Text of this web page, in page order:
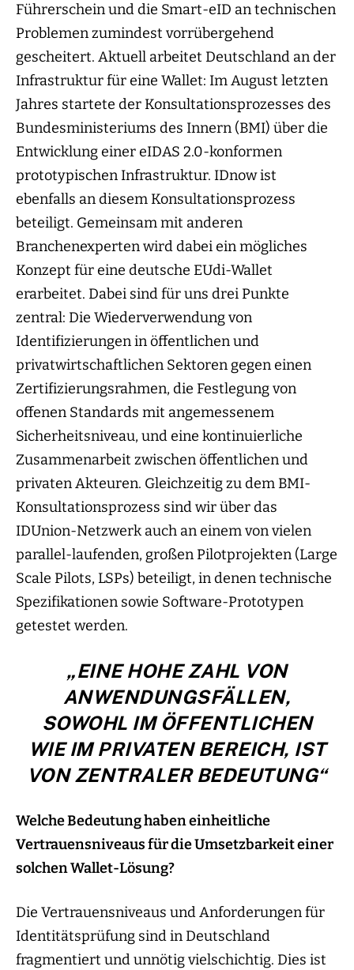
Führerschein und die Smart-eID an technischen
Problemen zumindest vorrübergehend
gescheitert. Aktuell arbeitet Deutschland an der
Infrastruktur für eine Wallet: Im August letzten
Jahres startete der Konsultationsprozesses des
Bundesministeriums des Innern (BMI) über die
Entwicklung einer eIDAS 2.0-konformen
prototypischen Infrastruktur. IDnow ist
ebenfalls an diesem Konsultationsprozess
beteiligt. Gemeinsam mit anderen
Branchenexperten wird dabei ein mögliches
Konzept für eine deutsche EUdi-Wallet
erarbeitet. Dabei sind für uns drei Punkte
zentral: Die Wiederverwendung von
Identifizierungen in öffentlichen und
privatwirtschaftlichen Sektoren gegen einen
Zertifizierungsrahmen, die Festlegung von
offenen Standards mit angemessenem
Sicherheitsniveau, und eine kontinuierliche
Zusammenarbeit zwischen öffentlichen und
privaten Akteuren. Gleichzeitig zu dem BMI-
Konsultationsprozess sind wir über das
IDUnion-Netzwerk auch an einem von vielen
parallel-laufenden, großen Pilotprojekten (Large
Scale Pilots, LSPs) beteiligt, in denen technische
Spezifikationen sowie Software-Prototypen
getestet werden.
„EINE HOHE ZAHL VON
ANWENDUNGSFÄLLEN,
SOWOHL IM ÖFFENTLICHEN
WIE IM PRIVATEN BEREICH, IST
VON ZENTRALER BEDEUTUNG“
Welche Bedeutung haben einheitliche
Vertrauensniveaus für die Umsetzbarkeit einer
solchen Wallet-Lösung?
Die Vertrauensniveaus und Anforderungen für
Identitätsprüfung sind in Deutschland
fragmentiert und unnötig vielschichtig. Dies ist